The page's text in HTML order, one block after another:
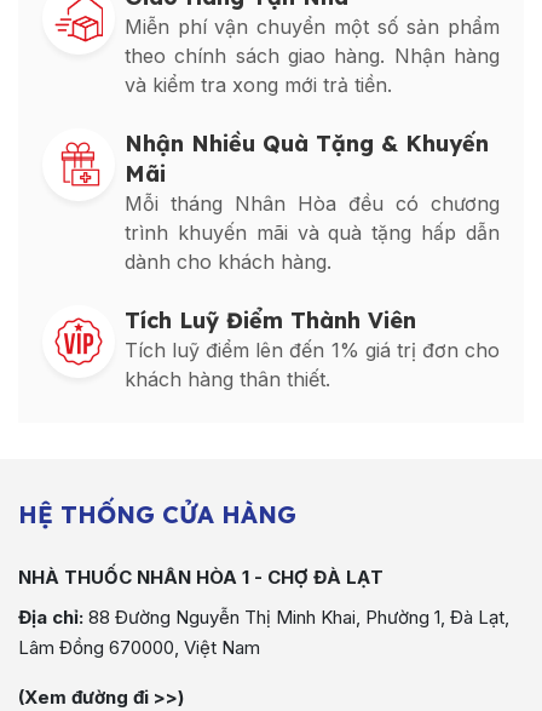
Miễn phí vận chuyển một số sản phẩm
theo chính sách giao hàng. Nhận hàng
và kiểm tra xong mới trả tiền.
Nhận Nhiều Quà Tặng & Khuyến
Mãi
Mỗi tháng Nhân Hòa đều có chương
trình khuyến mãi và quà tặng hấp dẫn
dành cho khách hàng.
Tích Luỹ Điểm Thành Viên
Tích luỹ điểm lên đến 1% giá trị đơn cho
khách hàng thân thiết.
HỆ THỐNG CỬA HÀNG
NHÀ THUỐC NHÂN HÒA 1 - CHỢ ĐÀ LẠT
Địa chỉ: 88 Đường Nguyễn Thị Minh Khai, Phường 1, Đà Lạt,
Lâm Đồng 670000, Việt Nam
(Xem đường đi >>)